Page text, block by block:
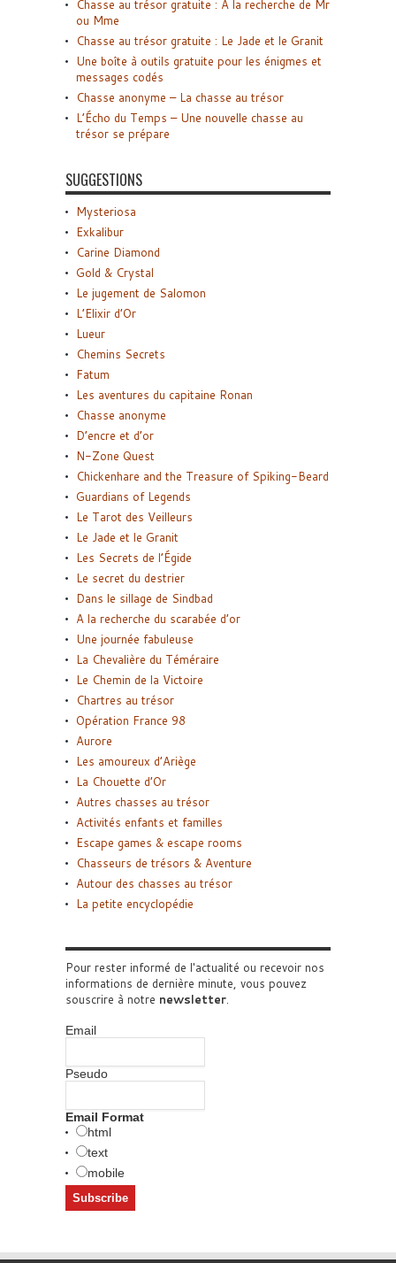
Chasse au trésor gratuite : A la recherche de Mr
ou Mme
Chasse au trésor gratuite : Le Jade et le Granit
Une boîte à outils gratuite pour les énigmes et
messages codés
Chasse anonyme – La chasse au trésor
L’Écho du Temps – Une nouvelle chasse au
trésor se prépare
SUGGESTIONS
Mysteriosa
Exkalibur
Carine Diamond
Gold & Crystal
Le jugement de Salomon
L’Elixir d’Or
Lueur
Chemins Secrets
Fatum
Les aventures du capitaine Ronan
Chasse anonyme
D’encre et d’or
N-Zone Quest
Chickenhare and the Treasure of Spiking-Beard
Guardians of Legends
Le Tarot des Veilleurs
Le Jade et le Granit
Les Secrets de l’Égide
Le secret du destrier
Dans le sillage de Sindbad
A la recherche du scarabée d’or
Une journée fabuleuse
La Chevalière du Téméraire
Le Chemin de la Victoire
Chartres au trésor
Opération France 98
Aurore
Les amoureux d’Ariège
La Chouette d’Or
Autres chasses au trésor
Activités enfants et familles
Escape games & escape rooms
Chasseurs de trésors & Aventure
Autour des chasses au trésor
La petite encyclopédie
Pour rester informé de l'actualité ou recevoir nos
informations de dernière minute, vous pouvez
souscrire à notre newsletter.
Email
Pseudo
Email Format
html
text
mobile